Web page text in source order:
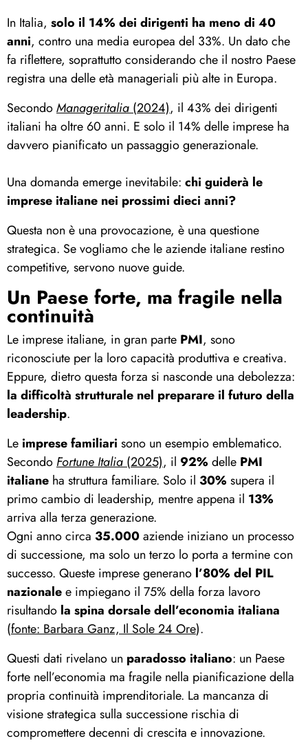
In Italia, solo il 14% dei dirigenti ha meno di 40
anni, contro una media europea del 33%. Un dato che
fa riflettere, soprattutto considerando che il nostro Paese
registra una delle età manageriali più alte in Europa.
SecondoManageritalia(2024), il 43% dei dirigenti
italiani ha oltre 60 anni. E solo il 14% delle imprese ha
davvero pianificato un passaggio generazionale.
Una domanda emerge inevitabile: chi guiderà le
imprese italiane nei prossimi dieci anni?
Questa non è una provocazione, è una questione
strategica. Se vogliamo che le aziende italiane restino
competitive, servono nuove guide.
Un Paese forte, ma fragile nella
continuità
Le imprese italiane, in gran parte PMI, sono
riconosciute per la loro capacità produttiva e creativa.
Eppure, dietro questa forza si nasconde una debolezza:
la difficoltà strutturale nel preparare il futuro della
leadership.
Le imprese familiari sono un esempio emblematico.
SecondoFortune Italia(2025), il 92% delle PMI
italiane ha struttura familiare. Solo il 30% supera il
primo cambio di leadership, mentre appena il 13%
arriva alla terza generazione.
Ogni anno circa 35.000aziende iniziano un processo
di successione, ma solo un terzo lo porta a termine con
successo. Queste imprese generano l’80% del PIL
nazionalee impiegano il 75% della forza lavoro
risultando la spina dorsale dell’economia italiana
(fonte: Barbara Ganz, Il Sole 24 Ore).
Questi dati rivelano un paradosso italiano: un Paese
forte nell’economia ma fragile nella pianificazione della
propria continuità imprenditoriale. La mancanza di
visione strategica sulla successione rischia di
compromettere decenni di crescita e innovazione.